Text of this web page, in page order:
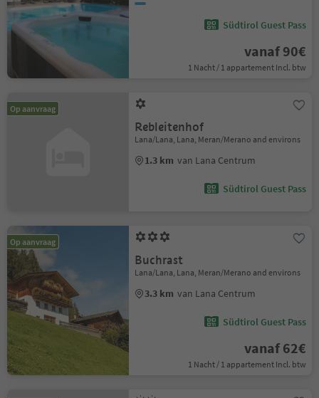
Südtirol Guest Pass
vanaf 90€
1 Nacht / 1 appartement Incl. btw
Op aanvraag
Rebleitenhof
Lana/Lana, Lana, Meran/Merano and environs
1.3 km van Lana Centrum
Südtirol Guest Pass
Op aanvraag
Buchrast
Lana/Lana, Lana, Meran/Merano and environs
3.3 km van Lana Centrum
Südtirol Guest Pass
vanaf 62€
1 Nacht / 1 appartement Incl. btw